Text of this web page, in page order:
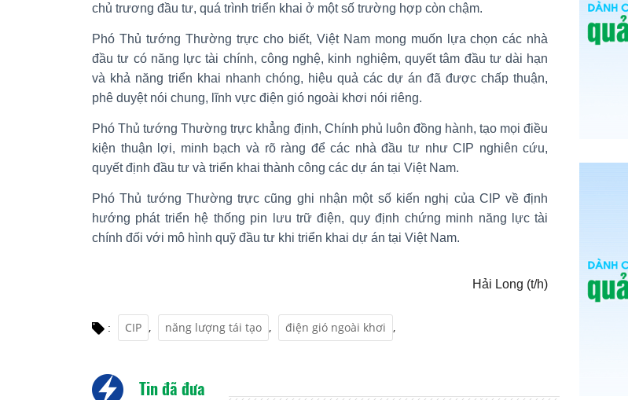
chủ trương đầu tư, quá trình triển khai ở một số trường hợp còn chậm.
Phó Thủ tướng Thường trực cho biết, Việt Nam mong muốn lựa chọn các nhà
đầu tư có năng lực tài chính, công nghệ, kinh nghiệm, quyết tâm đầu tư dài hạn
và khả năng triển khai nhanh chóng, hiệu quả các dự án đã được chấp thuận,
phê duyệt nói chung, lĩnh vực điện gió ngoài khơi nói riêng.
Phó Thủ tướng Thường trực khẳng định, Chính phủ luôn đồng hành, tạo mọi điều
kiện thuận lợi, minh bạch và rõ ràng để các nhà đầu tư như CIP nghiên cứu,
quyết định đầu tư và triển khai thành công các dự án tại Việt Nam.
Phó Thủ tướng Thường trực cũng ghi nhận một số kiến nghị của CIP về định
hướng phát triển hệ thống pin lưu trữ điện, quy định chứng minh năng lực tài
chính đối với mô hình quỹ đầu tư khi triển khai dự án tại Việt Nam.
Hải Long (t/h)
: CIP , năng lượng tái tạo , điện gió ngoài khơi ,
Tin đã đưa